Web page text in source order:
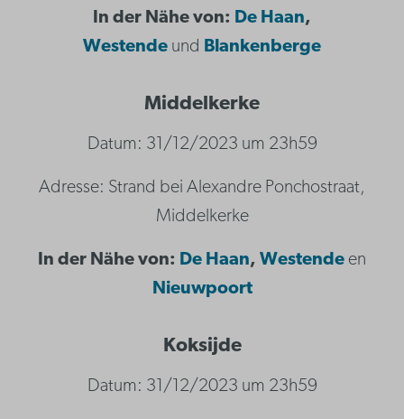
In der Nähe von: De Haan,
Westende und Blankenberge
Middelkerke
Datum: 31/12/2023 um 23h59
Adresse: Strand bei Alexandre Ponchostraat,
Middelkerke
In der Nähe von: De Haan, Westende en
N ieuwpoort
Koksijde
Datum: 31/12/2023 um 23h59